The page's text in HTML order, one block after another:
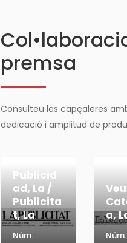
premsa
Consulteu les capçaleres
dedicació i amplitud de
Publicid
ad, La /
Publicita
t, La
Núm.
a,
Núm.